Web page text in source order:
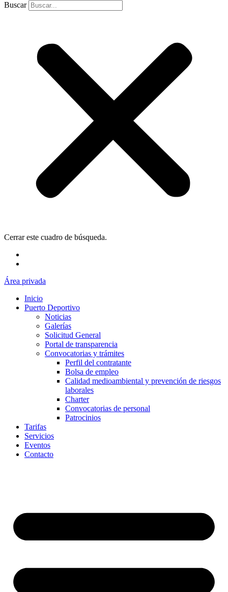
Buscar
Cerrar este cuadro de búsqueda.
Área privada
Inicio
Puerto Deportivo
Noticias
Galerías
Solicitud General
Portal de transparencia
Convocatorias y trámites
Perfil del contratante
Bolsa de empleo
Calidad medioambiental y prevención de riesgos
laborales
Charter
Convocatorias de personal
Patrocinios
Tarifas
Servicios
Eventos
Contacto